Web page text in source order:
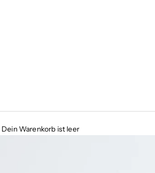
Dein Warenkorb ist leer